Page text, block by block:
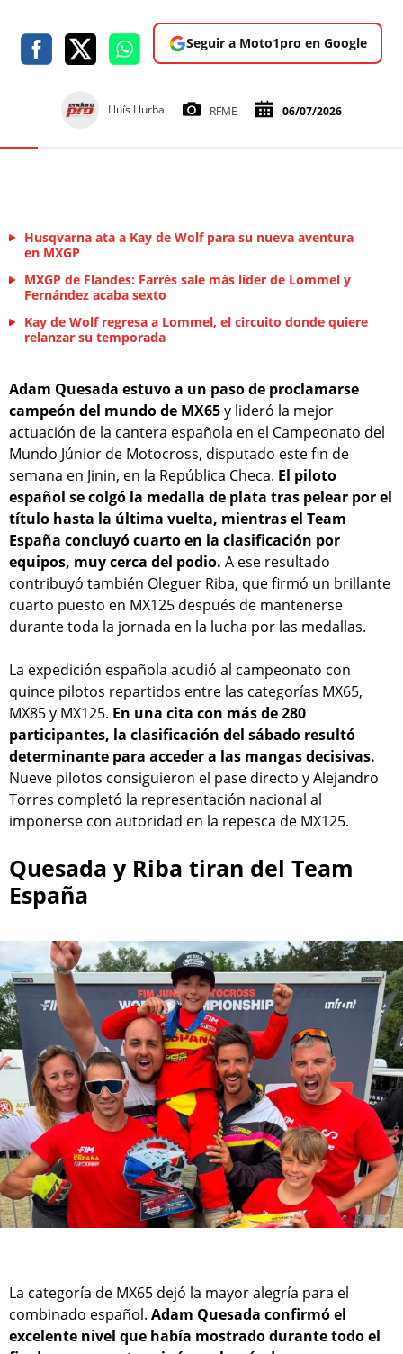
Seguir a Moto1pro en Google
Lluís Llurba RFME 06/07/2026
Husqvarna ata a Kay de Wolf para su nueva aventura
en MXGP
MXGP de Flandes: Farrés sale más líder de Lommel y
Fernández acaba sexto
Kay de Wolf regresa a Lommel, el circuito donde quiere
relanzar su temporada
Adam Quesada estuvo a un paso de proclamarse
campeón del mundo de MX65y lideró la mejor
actuación de la cantera española en el Campeonato del
Mundo Júnior de Motocross, disputado este fin de
semana en Jinin, en la República Checa. El piloto
español se colgó la medalla de plata tras pelear por el
título hasta la última vuelta, mientras el Team
España concluyó cuarto en la clasificación por
equipos, muy cerca del podio. A ese resultado
contribuyó también Oleguer Riba, que firmó un brillante
cuarto puesto en MX125 después de mantenerse
durante toda la jornada en la lucha por las medallas.
La expedición española acudió al campeonato con
quince pilotos repartidos entre las categorías MX65,
MX85 y MX125. En una cita con más de 280
participantes, la clasificación del sábado resultó
determinante para acceder a las mangas decisivas.
Nueve pilotos consiguieron el pase directo y Alejandro
Torres completó la representación nacional al
imponerse con autoridad en la repesca de MX125.
Quesada y Riba tiran del Team
España
La categoría de MX65 dejó la mayor alegría para el
combinado español. Adam Quesada confirmó el
excelente nivel que había mostrado durante todo el